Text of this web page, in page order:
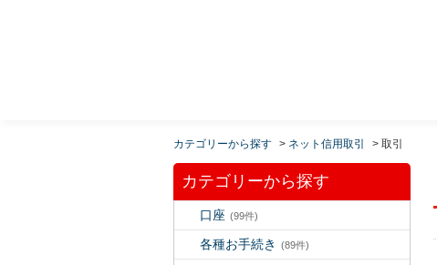
カテゴリーから探す > ネット信用取引 > 取引
カテゴリーから探す
口座 (99件)
各種お手続き (89件)